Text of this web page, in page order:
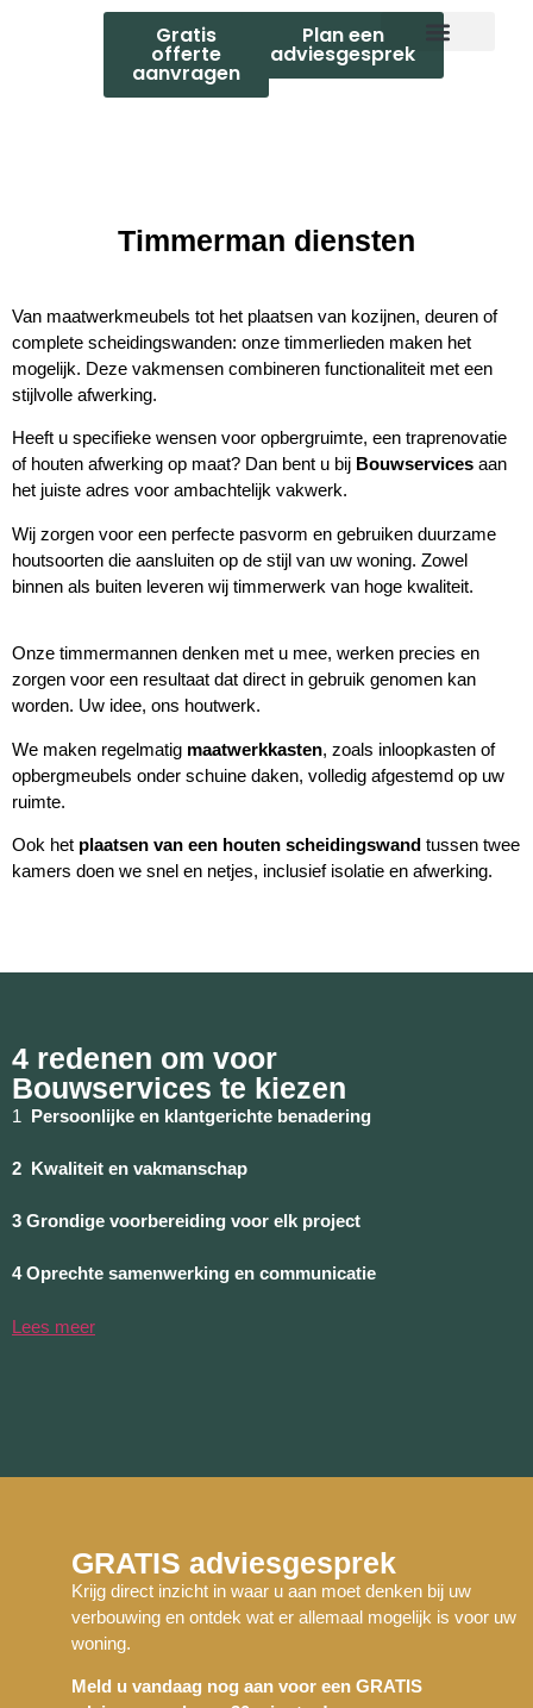
Gratis
offerte
aanvragen
Plan een
adviesgesprek
Timmerman diensten
Van maatwerkmeubels tot het plaatsen van kozijnen, deuren of
complete scheidingswanden: onze timmerlieden maken het
mogelijk. Deze vakmensen combineren functionaliteit met een
stijlvolle afwerking.
Heeft u specifieke wensen voor opbergruimte, een traprenovatie
of houten afwerking op maat? Dan bent u bij Bouwservices aan
het juiste adres voor ambachtelijk vakwerk.
Wij zorgen voor een perfecte pasvorm en gebruiken duurzame
houtsoorten die aansluiten op de stijl van uw woning. Zowel
binnen als buiten leveren wij timmerwerk van hoge kwaliteit.
Onze timmermannen denken met u mee, werken precies en
zorgen voor een resultaat dat direct in gebruik genomen kan
worden. Uw idee, ons houtwerk.
We maken regelmatig maatwerkkasten, zoals inloopkasten of
opbergmeubels onder schuine daken, volledig afgestemd op uw
ruimte.
Ook het plaatsen van een houten scheidingswand tussen twee
kamers doen we snel en netjes, inclusief isolatie en afwerking.
4 redenen om voor
Bouwservices te kiezen
1 Persoonlijke en klantgerichte benadering
2 Kwaliteit en vakmanschap
3 Grondige voorbereiding voor elk project
4 Oprechte samenwerking en communicatie
Lees meer
GRATIS adviesgesprek
Krijg direct inzicht in waar u aan moet denken bij uw
verbouwing en ontdek wat er allemaal mogelijk is voor uw
woning.
Meld u vandaag nog aan voor een GRATIS